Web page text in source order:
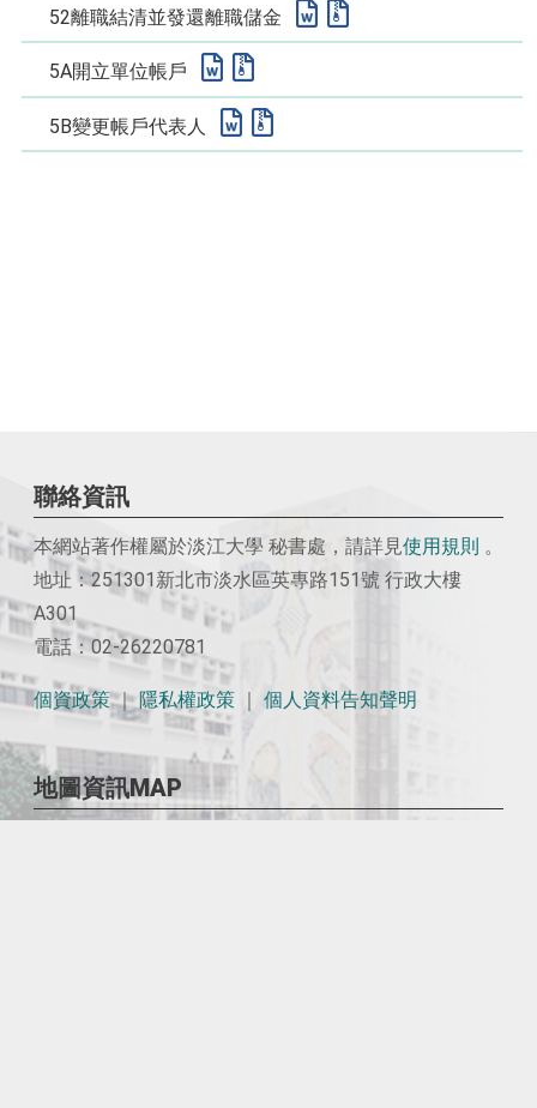
52離職結清並發還離職儲金
5A開立單位帳戶
5B變更帳戶代表人
聯絡資訊
本網站著作權屬於淡江大學 秘書處，請詳見使用 規則 。
地址：251301新北市淡水區英專路151號 行政大樓
A301
電話：02-26220781
個資政策｜ 隱私權政策 個人資料告知聲明
地圖資訊MAP